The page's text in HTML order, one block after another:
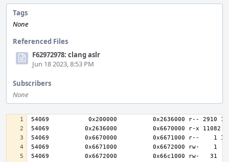
Tags
None
Referenced Files
F62972978: clang aslr
Jun 18 2023, 8:53 PM
Subscribers
None